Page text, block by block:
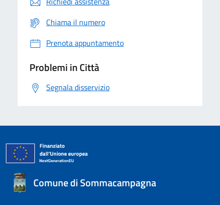
Chiama il numero
Prenota appuntamento
Problemi in Città
Segnala disservizio
Comune di Sommacampagna